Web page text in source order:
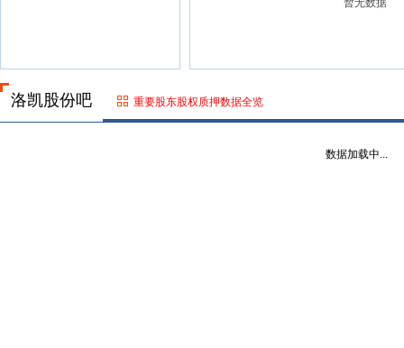
暂无数据
洛凯股份吧 重要股东股权质押数据全览